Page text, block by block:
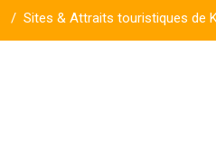
Sites & Attraits touristiques de